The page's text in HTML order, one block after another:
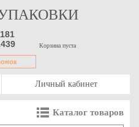
Корзина пуста
Личный кабинет
Каталог товаров